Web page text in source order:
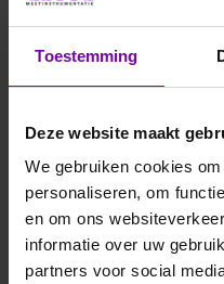
Toestemming
Deze website maakt
We gebruiken cookies
personaliseren, om
en om ons
informatie over uw
partners voor social
E+E
SIGMA05 serie